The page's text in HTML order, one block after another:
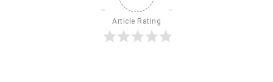
Article Rating